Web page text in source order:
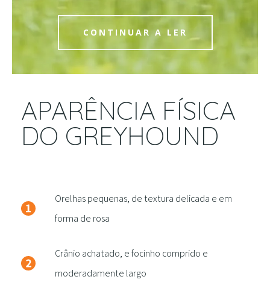
CONTINUAR A LER
APARÊNCIA FÍSICA
DO GREYHOUND
Orelhas pequenas, de textura delicada e em
forma de rosa
Crânio achatado, e focinho comprido e
moderadamente largo